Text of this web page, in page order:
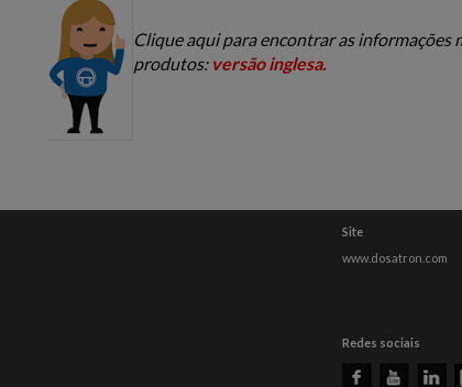
Clique aqui para encontrar as informações
produtos: versão inglesa.
Site
www.dosatron.com
Redes sociais